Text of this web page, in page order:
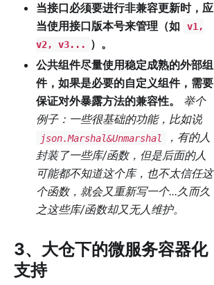
当接口必须要进行非兼容更新时，应
当使用接口版本号来管理（如
v1,
v2, v3...
）。
公共组件尽量使用稳定成熟的外部组
件，如果是必要的自定义组件，需要
保证对外暴露方法的兼容性。
举个
例子：一些很基础的功能，比如说
json.Marshal&Unmarshal
，有的人
封装了一些库/函数，但是后面的人
可能都不知道这个库，也不太信任这
个函数，就会又重新写一个...久而久
之这些库/函数却又无人维护。
3、大仓下的微服务容器化
支持